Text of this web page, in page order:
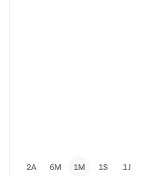
2A 6M 1M 1S 1J